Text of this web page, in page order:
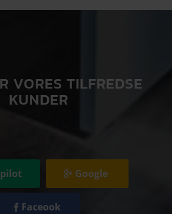
VORES TILFREDSE
KUNDER
Google
Faceook